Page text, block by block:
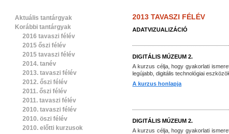
Aktuális tantárgyak
Korábbi tantárgyak
2016 tavaszi félév
2015 őszi félév
2015 tavaszi félév
2014. tanév
2013. tavaszi félév
2012. őszi félév
2011. őszi félév
2011. tavaszi félév
2010. tavaszi félév
2010. öszi félév
2010. előtti kurzusok
2013 TAVASZI FÉLÉV
ADATVIZUALIZÁCIÓ
DIGITÁLIS MÚZEUM 2.
A kurzus célja, hogy gyakorlati
legújabb, digitális technológiai
A kurzus honlapja
DIGITÁLIS MÚZEUM 2.
A kurzus célja, hogy gyakorlati